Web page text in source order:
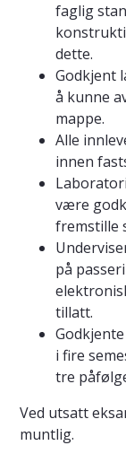
faglig
dette.
Godkjent
å kunne
mappe.
Alle
innen
være
fremstille
på
tillatt.
i fire
tre
Ved utsatt
muntlig.